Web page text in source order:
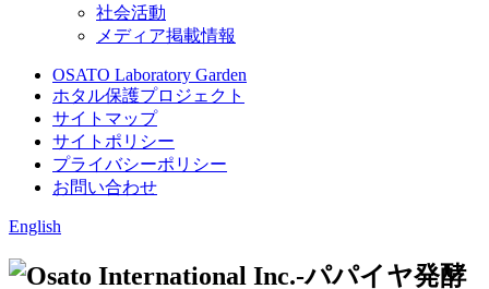
社会活動
メディア掲載情報
OSATO Laboratory Garden
ホタル保護プロジェクト
サイトマップ
サイトポリシー
プライバシーポリシー
お問い合わせ
English